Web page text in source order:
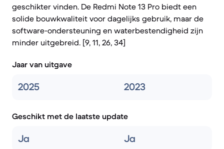
geschikter vinden. De Redmi Note 13 Pro biedt een
solide bouwkwaliteit voor dagelijks gebruik, maar de
software-ondersteuning en waterbestendigheid zijn
minder uitgebreid. [9, 11, 26, 34]
Jaar van uitgave
2025 2023
Geschikt met de laatste update
Ja Ja